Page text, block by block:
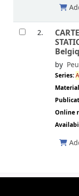
2. CARTE
by
Series:
Online